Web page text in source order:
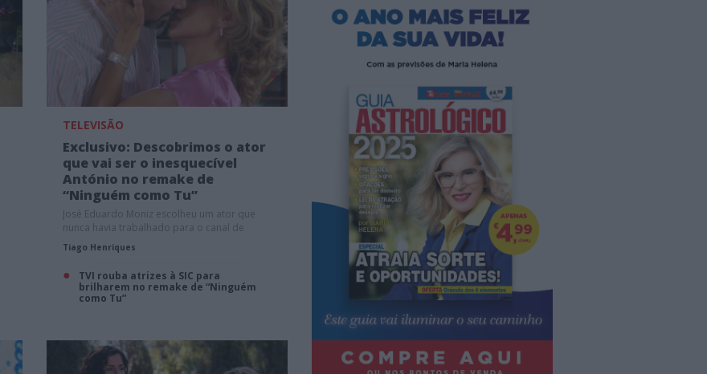
TELEVISÃO
Exclusivo: Descobrimos o ator
que vai ser o inesquecível
António no remake de
“Ninguém como Tu”
José Eduardo Moniz escolheu um ator que
nunca havia trabalhado para o canal de
Queluz de Baixo
Tiago Henriques
TVI rouba atrizes à SIC para
brilharem no remake de “Ninguém
como Tu”